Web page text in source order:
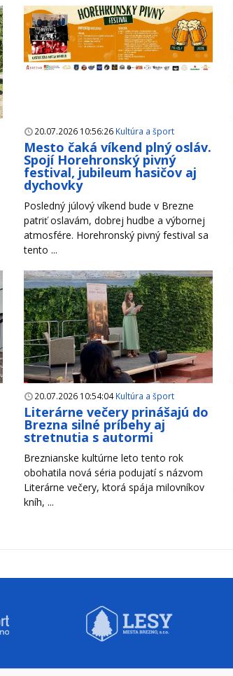
20.07.2026 10:56:26 Kultúra a šport
Mesto čaká víkend plný osláv.
Spojí Horehronský pivný
festival, jubileum hasičov aj
dychovky
Posledný júlový víkend bude v Brezne
patriť oslavám, dobrej hudbe a výbornej
atmosfére. Horehronský pivný festival sa
tento ...
20.07.2026 10:54:04Kultúra a šport
Literárne večery prinášajú do
Brezna silné príbehy aj
stretnutia s autormi
Breznianske kultúrne leto tento rok
obohatila nová séria podujatí s názvom
Literárne večery, ktorá spája milovníkov
kníh, ...